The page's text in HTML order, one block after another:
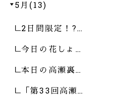
5月(13)
2日間限定！?…
今日の花しょ…
本日の高瀬裏…
「第33回高瀬…